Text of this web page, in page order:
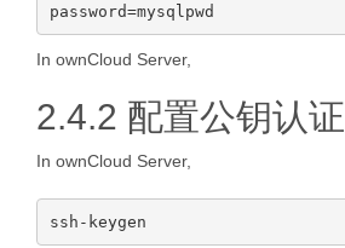
In ownCloud Server,
2.4.2 配置公钥认证
In ownCloud Server,